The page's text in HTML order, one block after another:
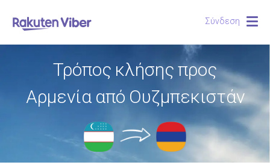
Σύνδεση
Τρόπος κλήσης προς
Αρμενία από Ουζμπεκιστάν